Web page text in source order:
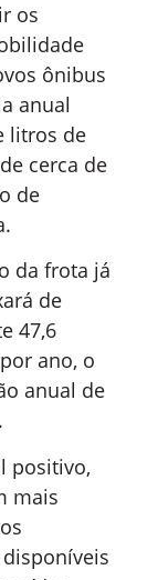
os
ônibus
anual
litros de
cerca de
de
da frota já
de
47,6
ano, o
anual de
positivo,
mais